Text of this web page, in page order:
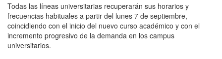
Todas las líneas universitarias recuperarán sus horarios y
frecuencias habituales a partir del lunes 7 de septiembre,
coincidiendo con el inicio del nuevo curso académico y con el
incremento progresivo de la demanda en los campus
universitarios.